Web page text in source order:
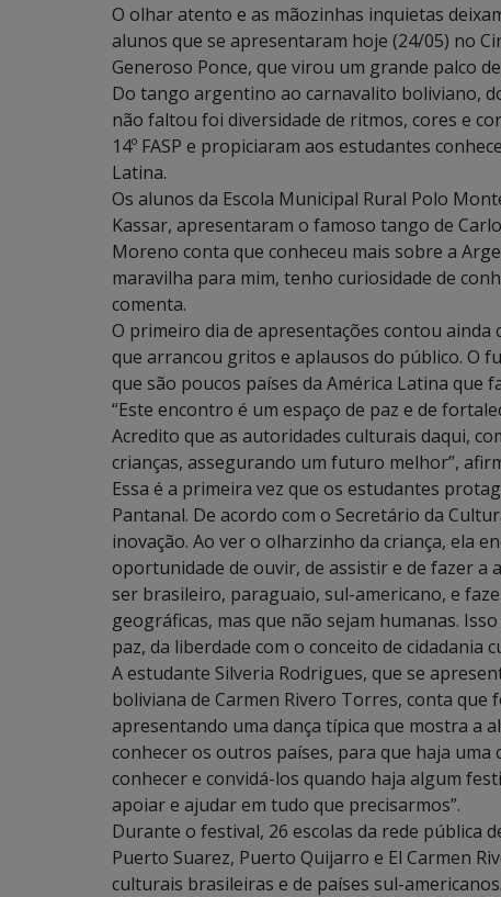
O olhar atento e as mãozinhas inquietas
alunos que se apresentaram hoje (24/05) no
Generoso Ponce, que virou um grande palco
Do tango argentino ao carnavalito boliviano,
não faltou foi diversidade de ritmos, cores e
14º FASP e propiciaram aos estudantes
Latina.
Os alunos da Escola Municipal Rural Polo
Kassar, apresentaram o famoso tango de
Moreno conta que conheceu mais sobre a
maravilha para mim, tenho curiosidade de
comenta.
O primeiro dia de apresentações contou
que arrancou gritos e aplausos do público. O
que são poucos países da América Latina que
“Este encontro é um espaço de paz e de
Acredito que as autoridades culturais daqui,
crianças, assegurando um futuro melhor”,
Essa é a primeira vez que os estudantes
Pantanal. De acordo com o Secretário da
inovação. Ao ver o olharzinho da criança, ela
oportunidade de ouvir, de assistir e de fazer a
ser brasileiro, paraguaio, sul-americano, e
geográficas, mas que não sejam humanas.
paz, da liberdade com o conceito de cidadania
A estudante Silveria Rodrigues, que se
boliviana de Carmen Rivero Torres, conta que
apresentando uma dança típica que mostra a
conhecer os outros países, para que haja
conhecer e convidá-los quando haja algum
apoiar e ajudar em tudo que precisarmos”.
Durante o festival, 26 escolas da rede pública
Puerto Suarez, Puerto Quijarro e El Carmen
culturais brasileiras e de países sul-americanos.